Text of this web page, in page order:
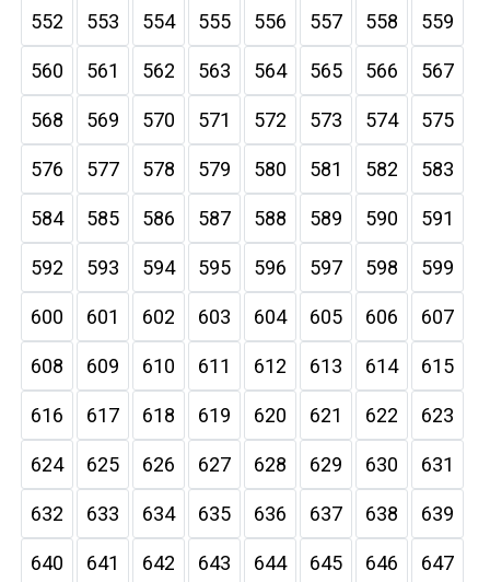
552 553 554 555 556 557 558 559
560 561 562 563 564 565 566 567
568 569 570 571 572 573 574 575
576 577 578 579 580 581 582 583
584 585 586 587 588 589 590 591
592 593 594 595 596 597 598 599
600 601 602 603 604 605 606 607
608 609 610 611 612 613 614 615
616 617 618 619 620 621 622 623
624 625 626 627 628 629 630 631
632 633 634 635 636 637 638 639
640 641 642 643 644 645 646 647